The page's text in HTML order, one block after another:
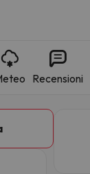
Recensioni